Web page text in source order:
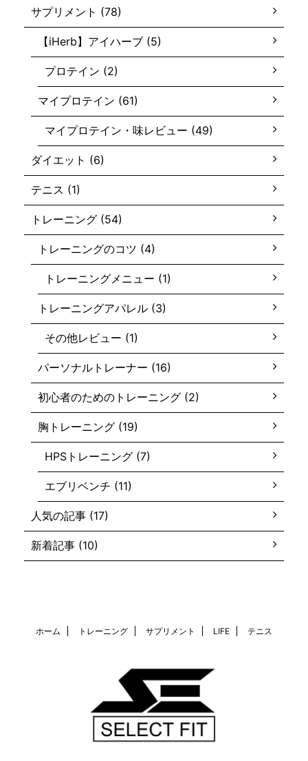
サプリメント (78)
【iHerb】アイハーブ (5)
プロテイン (2)
マイプロテイン (61)
マイプロテイン・味レビュー (49)
ダイエット (6)
テニス (1)
トレーニング (54)
トレーニングのコツ (4)
トレーニングメニュー (1)
トレーニングアパレル (3)
その他レビュー (1)
パーソナルトレーナー (16)
初心者のためのトレーニング (2)
胸トレーニング (19)
HPSトレーニング (7)
エブリベンチ (11)
人気の記事 (17)
新着記事 (10)
ホーム トレーニング サプリメント LIFE テニス